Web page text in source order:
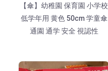
【傘】幼稚園 保育園 小学校
低学年用 黄色 50cm 学童傘
通園 通学 安全 視認性